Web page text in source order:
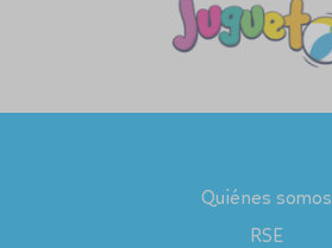
Quiénes somos
RSE